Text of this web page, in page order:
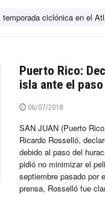
temporada ciclónica en el
Puerto Rico:
isla ante el
06/07/2018
SAN JUAN (Puerto
Ricardo Rosselló,
debido al paso del
pidió no minimizar el
septiembre pasado por
prensa, Rosselló fue